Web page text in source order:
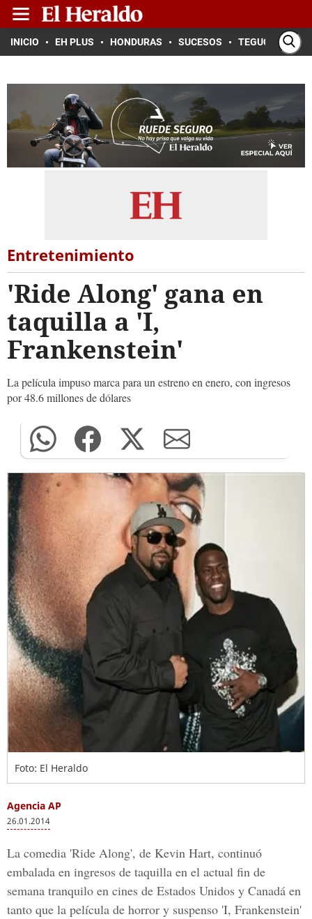
INICIO EH PLUS HONDURAS SUCESOS TEGUCIGALPA
Entretenimiento
'Ride Along' gana en
taquilla a 'I,
Frankenstein'
La película impuso marca para un estreno en enero, con ingresos
por 48.6 millones de dólares
Foto: El Heraldo
Agencia AP
26.01.2014
La comedia 'Ride Along', de Kevin Hart, continuó
embalada en ingresos de taquilla en el actual fin de
semana tranquilo en cines de Estados Unidos y Canadá en
tanto que la película de horror y suspenso 'I, Frankenstein'